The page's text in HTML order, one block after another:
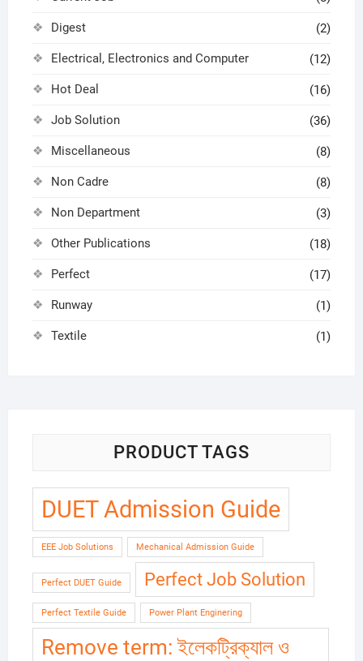
Digest (2)
Electrical, Electronics and Computer (12)
Hot Deal (16)
Job Solution (36)
Miscellaneous (8)
Non Cadre (8)
Non Department (3)
Other Publications (18)
Perfect (17)
Runway (1)
Textile (1)
PRODUCT TAGS
DUET Admission Guide
EEE Job Solutions Mechanical Admission Guide
Perfect DUET Guide Perfect Job Solution
Perfect Textile Guide Power Plant Enginering
Remove term: ইলেকট্রিক্যাল ও